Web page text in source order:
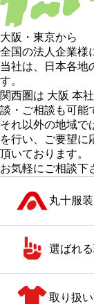
大阪 ・ 東京から
全国の法人企業様
当社は、日本各地
す。
関西圏は 大阪 本社
談・ご相談も可能
それ以外の地域で
を行い、
ご要望に
頂いております。
お気軽にご相談下
丸十服
選ばれ
取り扱